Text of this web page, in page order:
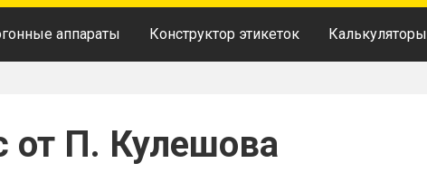
аппараты Конструктор этикеток Калькуляторы
от П. Кулешова